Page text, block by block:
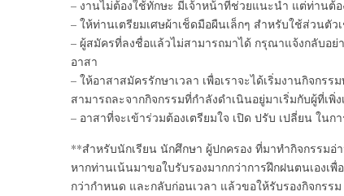
– งานไม่ต้องใช้ทักษะ มีเจ้าหน้าที่ช่วยแนะนำ แต่ท่านต้
– ให้ท่านเตรียมเศษผ้าเช็ดมือผืนเล็กๆ สำหรับใช้ส่วนตั
– ผู้สมัครที่ลงชื่อแล้วไม่สามารถมาได้ กรุณาแจ้งกลับอย่
อาสา
– ให้อาสาสมัครรักษาเวลา เพื่อเราจะได้เริ่มงานกิจก
สามารถละจากกิจกรรมที่กำลังดำเนินอยู่มาเริ่มกับผู้ที่เพิ่
– อาสาที่จะเข้าร่วมต้องเตรียมใจ เปิด ปรับ เปลี่ยน ใ
**สำหรับนักเรียน นักศึกษา ผู้ปกครอง ที่มาทำกิจกรรมอ่
หากท่านเน้นมาขอใบรับรองมากกว่าการฝึกฝนตนเองเ
กว่ากำหนด และกลับก่อนเวลา แล้วขอให้รับรองกิจกรร